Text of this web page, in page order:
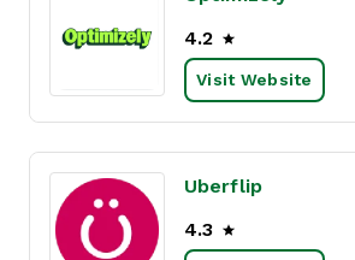
4.2
Visit Website
Uberflip
4.3